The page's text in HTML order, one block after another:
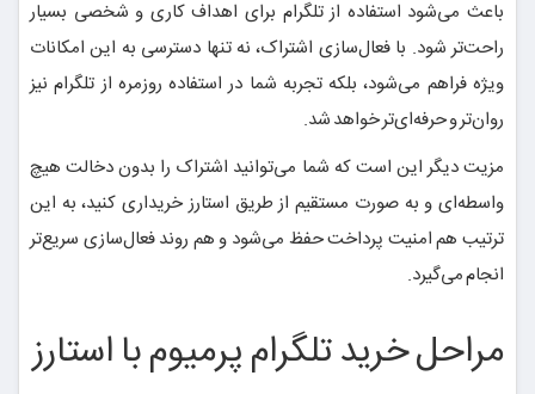
باعث می‌شود استفاده از تلگرام برای اهداف کاری و شخصی بسیار
راحت‌تر شود. با فعال‌سازی اشتراک، نه تنها دسترسی به این امکانات
ویژه فراهم می‌شود، بلکه تجربه شما در استفاده روزمره از تلگرام نیز
روان‌تر و حرفه‌ای‌تر خواهد شد.
مزیت دیگر این است که شما می‌توانید اشتراک را بدون دخالت هیچ
واسطه‌ای و به صورت مستقیم از طریق استارز خریداری کنید، به این
ترتیب هم امنیت پرداخت حفظ می‌شود و هم روند فعال‌سازی سریع‌تر
انجام می‌گیرد.
مراحل خرید تلگرام پرمیوم با استارز